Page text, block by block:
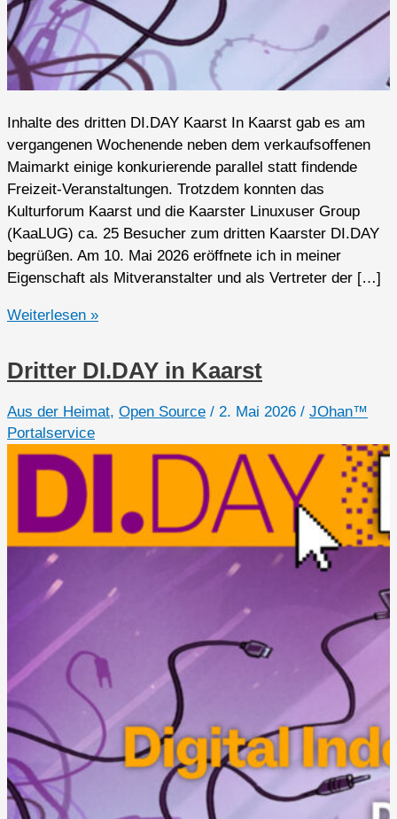
Inhalte des dritten DI.DAY Kaarst In Kaarst gab es am
vergangenen Wochenende neben dem verkaufsoffenen
Maimarkt einige konkurierende parallel statt findende
Freizeit-Veranstaltungen. Trotzdem konnten das
Kulturforum Kaarst und die Kaarster Linuxuser Group
(KaaLUG) ca. 25 Besucher zum dritten Kaarster DI.DAY
begrüßen. Am 10. Mai 2026 eröffnete ich in meiner
Eigenschaft als Mitveranstalter und als Vertreter der […]
Dritter
Kaarst
im
Rückspiegel
Weiterlesen »
Dritter DI.DAY in Kaarst
Aus der Heimat, Open Source / 2. Mai 2026 / JOhan™
Portalservice